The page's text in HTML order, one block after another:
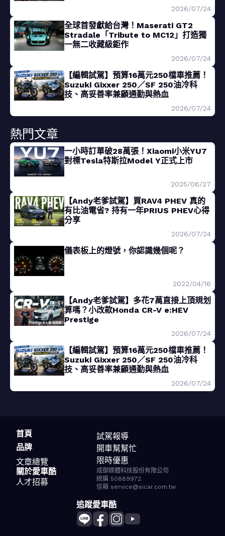
2026/07/24
全球首發獻給台灣！Maserati GT2
Stradale「Tribute to MC12」打造獨
一無二收藏級鉅作
2026/07/24
【編輯試駕】預算16萬元250檔車推薦！
Suzuki Gixxer 250／SF 250油冷科
技、高妥善率兼顧通勤與熱血
2026/07/24
熱門文章
一小時訂單破28萬張！Xiaomi小米YU7
對標Tesla特斯拉Model Y正式上市
2025/06/27
【Andy老爹試駕】買RAV4 PHEV 真的
有比油電省? 持有一年PRIUS PHEV心得
分享
2026/07/24
儀表板上的燈號，你認識幾個呢？
2022/04/16
【Andy老爹試駕】多花7萬直接上頂規划
算嗎？小改款Honda CR-V e:HEV
Prestige
2026/07/24
【編輯試駕】預算16萬元250檔車推薦！
Suzuki Gixxer 250／SF 250油冷科
技、高妥善率兼顧通勤與熱血
2026/07/24
首頁
品牌
文章總覽
試駕報導
開車幫幫忙
限時優惠
關於愛車酷
人才招募
成御媒體科技股份有限公司
統編 50889972
信箱 service@sicar.com.tw
追蹤愛車酷